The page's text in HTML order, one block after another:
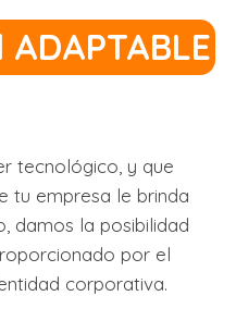
tecnológico, y que
tu empresa le brinda
damos la posibilidad
por el
corporativa.